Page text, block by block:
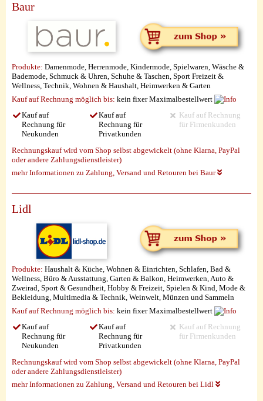
Baur
Produkte: Damenmode, Herrenmode, Kindermode, Spielwaren, Wäsche &
Bademode, Schmuck & Uhren, Schuhe & Taschen, Sport Freizeit &
Wellness, Technik, Wohnen & Haushalt, Heimwerken & Garten
Kauf auf Rechnung möglich bis: kein fixer Maximalbestellwert
Kauf auf
Rechnung für
Neukunden
Kauf auf
Rechnung für
Privatkunden
Kauf auf Rechnung
für Firmenkunden
Rechnungskauf wird vom Shop selbst abgewickelt (ohne Klarna, PayPal
oder andere Zahlungsdienstleister)
mehr Informationen zu Zahlung, Versand und Retouren bei Baur
Lidl
Produkte: Haushalt & Küche, Wohnen & Einrichten, Schlafen, Bad &
Wellness, Büro & Ausstattung, Garten & Balkon, Heimwerken, Auto &
Zweirad, Sport & Gesundheit, Hobby & Freizeit, Spielen & Kind, Mode &
Bekleidung, Multimedia & Technik, Weinwelt, Münzen und Sammeln
Kauf auf Rechnung möglich bis: kein fixer Maximalbestellwert
Kauf auf
Rechnung für
Neukunden
Kauf auf
Rechnung für
Privatkunden
Kauf auf Rechnung
für Firmenkunden
Rechnungskauf wird vom Shop selbst abgewickelt (ohne Klarna, PayPal
oder andere Zahlungsdienstleister)
mehr Informationen zu Zahlung, Versand und Retouren bei Lidl